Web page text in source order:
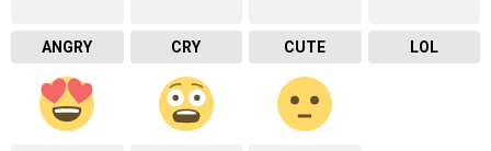
ANGRY CRY CUTE LOL